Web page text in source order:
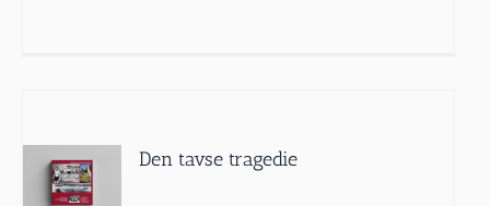
Den tavse tragedie